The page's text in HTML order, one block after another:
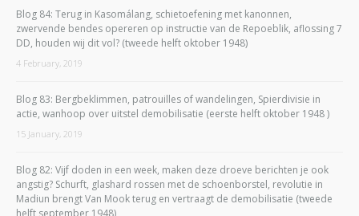
Blog 84: Terug in Kasomálang, schietoefening met kanonnen,
zwervende bendes opereren op instructie van de Repoeblik, aflossing 7
DD, houden wij dit vol? (tweede helft oktober 1948)
4 February, 2019
Blog 83: Bergbeklimmen, patrouilles of wandelingen, Spierdivisie in
actie, wanhoop over uitstel demobilisatie (eerste helft oktober 1948 )
15 January, 2019
Blog 82: Vijf doden in een week, maken deze droeve berichten je ook
angstig? Schurft, glashard rossen met de schoenborstel, revolutie in
Madiun brengt Van Mook terug en vertraagt de demobilisatie (tweede
helft september 1948)